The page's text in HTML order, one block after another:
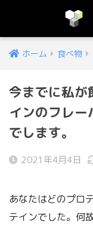
ホーム 食べ物
今までに私が
インのフレ
でします。
2021年4月4日
あなたはどのプロ
テインでした。何